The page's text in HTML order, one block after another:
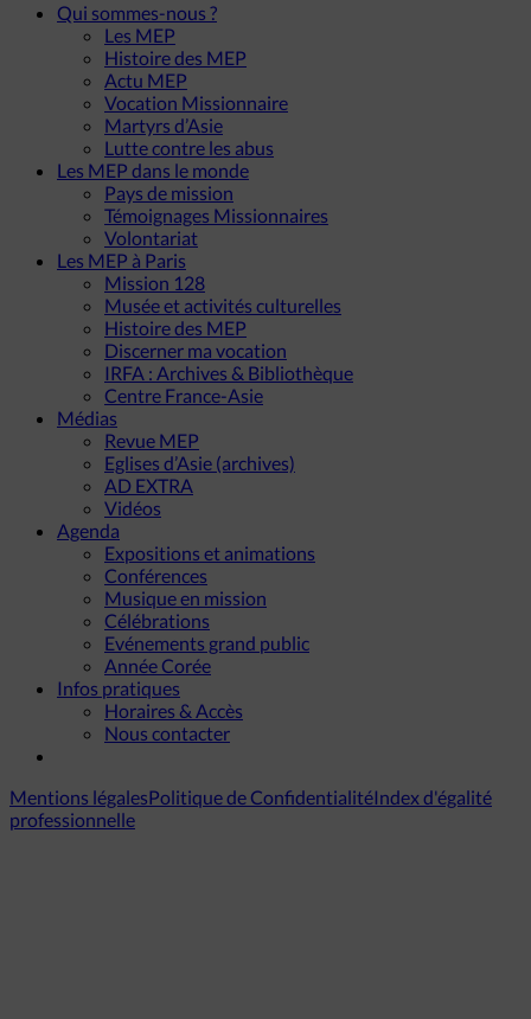
Qui sommes-nous ?
Les MEP
Histoire des MEP
Actu MEP
Vocation Missionnaire
Martyrs d’Asie
Lutte contre les abus
Les MEP dans le monde
Pays de mission
Témoignages Missionnaires
Volontariat
Les MEP à Paris
Mission 128
Musée et activités culturelles
Histoire des MEP
Discerner ma vocation
IRFA : Archives & Bibliothèque
Centre France-Asie
Médias
Revue MEP
Eglises d’Asie (archives)
AD EXTRA
Vidéos
Agenda
Expositions et animations
Conférences
Musique en mission
Célébrations
Evénements grand public
Année Corée
Infos pratiques
Horaires & Accès
Nous contacter
Mentions légalesPolitique de ConfidentialitéIndex d'égalité
professionnelle